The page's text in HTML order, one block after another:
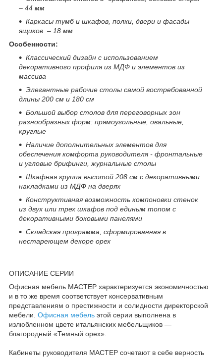
– 44 мм
Каркасы тумб и шкафов, полки, двери и фасады
ящиков – 18 мм
Особенности:
Классический дизайн с использованием
декоративного профиля из МДФ и элементов из
массива
Элегантные рабочие столы самой востребованной
длины 200 см и 180 см
Большой выбор столов для переговорных зон
разнообразных форм: прямоугольные, овальные,
круглые
Наличие дополнительных элементов для
обеспечения комфорта руководителя - фронтальные
и угловые брифинги, журнальные столы
Шкафная группа высотой 208 см с декоративными
накладками из МДФ на дверях
Конструктивная возможность компоновки стенок
из двух или трех шкафов под единым топом с
декоративными боковыми панелями
Складская программа, сформированная в
нестареющем декоре орех
ОПИСАНИЕ СЕРИИ
Офисная мебель МАСТЕР характеризуется экономичностью
и в то же время соответствует консервативным
представлениям о престижности и солидности директорской
мебели. Офисная мебель этой серии выполнена в
излюбленном цвете итальянских мебельщиков —
благородный «Темный орех».
Кабинеты руководителя МАСТЕР сочетают в себе верность